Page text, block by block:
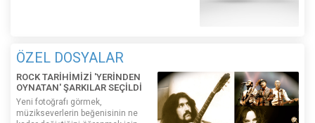
ÖZEL DOSYALAR
ROCK TARİHİMİZİ 'YERİNDEN
OYNATAN' ŞARKILAR SEÇİLDİ
Yeni fotoğrafı görmek,
müzikseverlerin beğenisinin ne